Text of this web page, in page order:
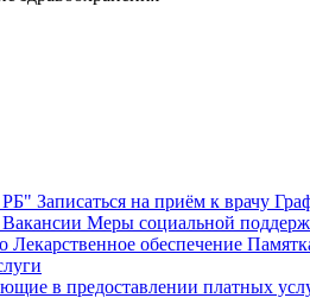
РБ" Записаться на приём к врачу
Вакансии Меры социальной
Лекарственное обеспечение
в предоставлении платных